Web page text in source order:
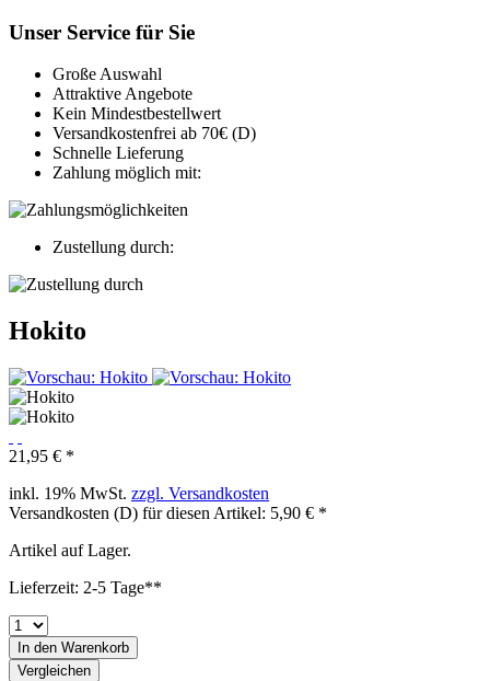
Unser Service für Sie
Große Auswahl
Attraktive Angebote
Kein Mindestbestellwert
Versandkostenfrei ab 70€ (D)
Schnelle Lieferung
Zahlung möglich mit:
Zustellung durch:
Hokito
21,95 € *
inkl. 19% MwSt. zzgl. Versandkosten
Versandkosten (D) für diesen Artikel: 5,90 € *
Artikel auf Lager.
Lieferzeit: 2-5 Tage**
In den Warenkorb
Vergleichen